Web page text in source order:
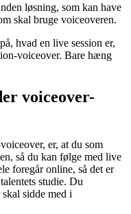
løsning, som kan have
skal bruge voiceoveren.
hvad en live session er,
voiceover. Bare hæng
voiceover-
er, at du som
så du kan følge med live
foregår online, så det er
studie. Du
sidde med i